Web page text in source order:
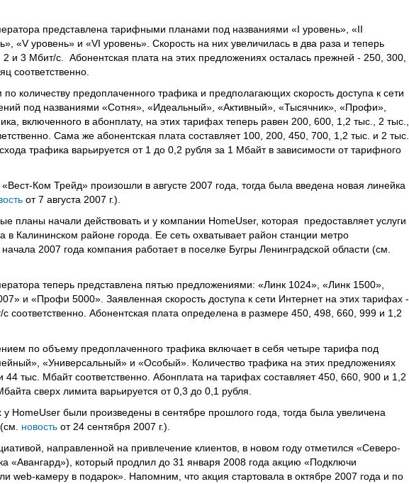
представлена тарифными планами под названиями «I уровень», «II
«V уровень» и «VI уровень». Скорость на них увеличилась в два раза и теперь
и 3 Мбит/с. Абонентская плата на этих предложениях осталась прежней - 250, 300,
соответственно.
количеству предоплаченного трафика и предполагающих скорость доступа к сети
под названиями «Сотня», «Идеальный», «Активный», «Тысячник», «Профи»,
включенного в абонплату, на этих тарифах теперь равен 200, 600, 1,2 тыс., 2 тыс.,
Сама же абонентская плата составляет 100, 200, 450, 700, 1,2 тыс. и 2 тыс.
трафика варьируется от 1 до 0,2 рубля за 1 Мбайт в зависимости от тарифного
Ком Трейд» произошли в августе 2007 года, тогда была введена новая линейка
от 7 августа 2007 г.).
планы начали действовать и у компании HomeUser, которая предоставляет услуги
в Калининском районе города. Ее сеть охватывает район станции метро
2007 года компания работает в поселке Бугры Ленинградской области (см.
теперь представлена пятью предложениями: «Линк 1024», «Линк 1500»,
и «Профи 5000». Заявленная скорость доступа к сети Интернет на этих тарифах -
соответственно. Абонентская плата определена в размере 450, 498, 660, 999 и 1,2
по объему предоплаченного трафика включает в себя четыре тарифа под
«Универсальный» и «Особый». Количество трафика на этих предложениях
44 тыс. Мбайт соответственно. Абонплата на тарифах составляет 450, 660, 900 и 1,2
сверх лимита варьируется от 0,3 до 0,1 рубля.
HomeUser были произведены в сентябре прошлого года, тогда была увеличена
новость от 24 сентября 2007 г.).
направленной на привлечение клиентов, в новом году отметился «Северо-
«Авангард»), который продлил до 31 января 2008 года акцию «Подключи
web-камеру в подарок». Напомним, что акция стартовала в октябре 2007 года и по